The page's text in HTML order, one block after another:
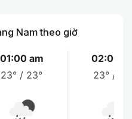
Nam theo giờ
01:00 am
23° / 23°
02:00
23° /